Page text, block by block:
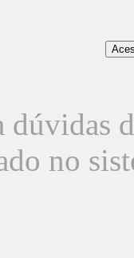
dúvidas
no